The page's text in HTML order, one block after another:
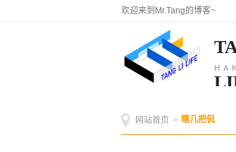
欢迎来到Mr.Tang的博客~
网站首页 > 瞎几把侃